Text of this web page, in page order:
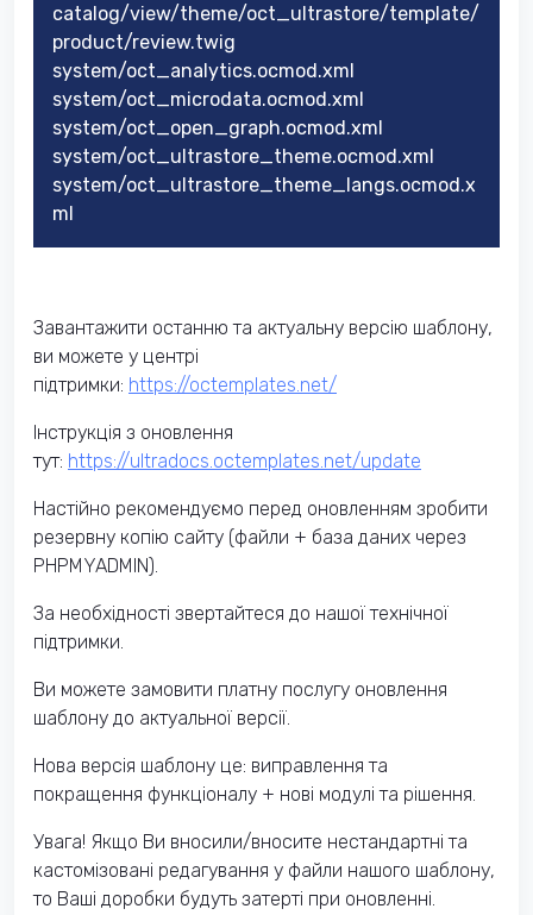
catalog/view/theme/oct_ultrastore/template/
product/review.twig
system/oct_analytics.ocmod.xml
system/oct_microdata.ocmod.xml
system/oct_open_graph.ocmod.xml
system/oct_ultrastore_theme.ocmod.xml
system/oct_ultrastore_theme_langs.ocmod.x
ml
Завантажити останню та актуальну версію шаблону,
ви можете у центрі
підтримки: https://octemplates.net/
Інструкція з оновлення
тут: https://ultradocs.octemplates.net/update
Настійно рекомендуємо перед оновленням зробити
резервну копію сайту (файли + база даних через
PHPMYADMIN).
За необхідності звертайтеся до нашої технічної
підтримки.
Ви можете замовити платну послугу оновлення
шаблону до актуальної версії.
Нова версія шаблону це: виправлення та
покращення функціоналу + нові модулі та рішення.
Увага! Якщо Ви вносили/вносите нестандартні та
кастомізовані редагування у файли нашого шаблону,
то Ваші доробки будуть затерті при оновленні.